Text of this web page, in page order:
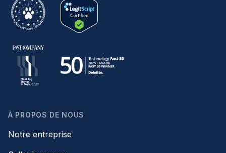
À PROPOS DE NOUS
Notre entreprise